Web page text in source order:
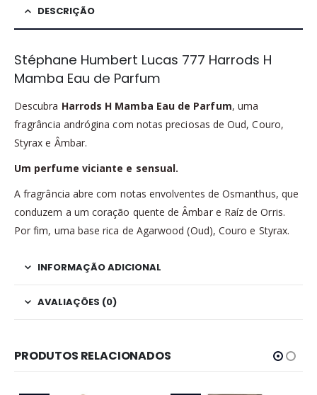
DESCRIÇÃO
Stéphane Humbert Lucas 777 Harrods H
Mamba Eau de Parfum
Descubra Harrods H Mamba Eau de Parfum, uma
fragrância andrógina com notas preciosas de Oud, Couro,
Styrax e Âmbar.
Um perfume viciante e sensual.
A fragrância abre com notas envolventes de Osmanthus, que
conduzem a um coração quente de Âmbar e Raíz de Orris.
Por fim, uma base rica de Agarwood (Oud), Couro e Styrax.
INFORMAÇÃO ADICIONAL
AVALIAÇÕES (0)
PRODUTOS RELACIONADOS